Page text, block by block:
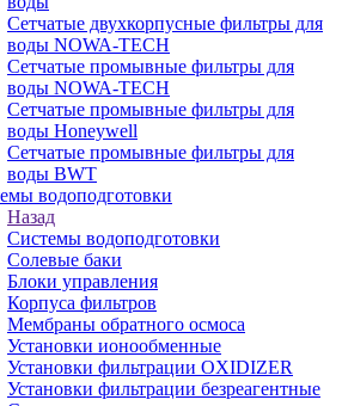
Сетчатые двухкорпусные фильтры для
воды NOWA-TECH
Сетчатые промывные фильтры для
воды NOWA-TECH
Сетчатые промывные фильтры для
воды Honeywell
Сетчатые промывные фильтры для
воды BWT
водоподготовки
Назад
Системы водоподготовки
Солевые баки
Блоки управления
Корпуса фильтров
Мембраны обратного осмоса
Установки ионообменные
Установки фильтрации OXIDIZER
Установки фильтрации безреагентные